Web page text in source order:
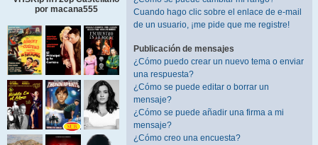
por macana555
Cuando hago clic sobre el enlace de e-mail
de un usuario, ¡me pide que me registre!
Publicación de mensajes
¿Cómo puedo crear un nuevo tema o enviar
una respuesta?
¿Cómo se puede editar o borrar un
mensaje?
¿Cómo se puede añadir una firma a mi
mensaje?
¿Cómo creo una encuesta?